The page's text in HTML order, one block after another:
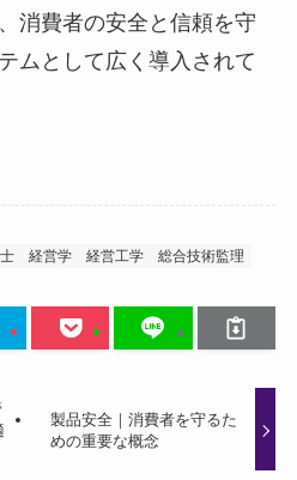
消費者の安全と信頼を守
ムとして広く導入されて
経営学 経営工学 総合技術監理
製品安全｜消費者を守るた
めの重要な概念